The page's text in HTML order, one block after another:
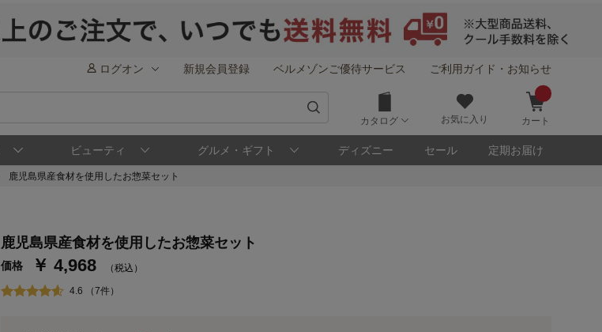
ログオン 新規会員登録 ベルメゾンご優待サービス ご利用ガイド・お知らせ
カタログ お気に入り カート
ビューティ グルメ・ギフト ディズニー セール 定期お届け
鹿児島県産食材を使用したお惣菜セット
鹿児島県産食材を使用したお惣菜セット
価格 ￥ 4,968 （税込）
4.6 （7件）
さらにポイント還元最大16倍！
ベルメゾンご優待サービスについて
通常商品送料無料 返品引取無料（JCBのみ）